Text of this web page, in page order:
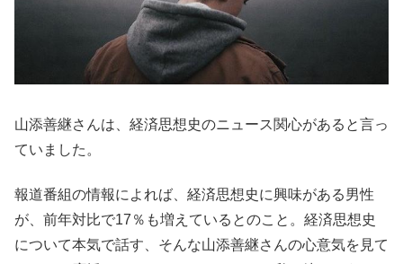
山添善継さんは、経済思想史のニュース関心があると言っ
ていました。
報道番組の情報によれば、経済思想史に興味がある男性
が、前年対比で17％も増えているとのこと。経済思想史
について本気で話す、そんな山添善継さんの心意気を見て